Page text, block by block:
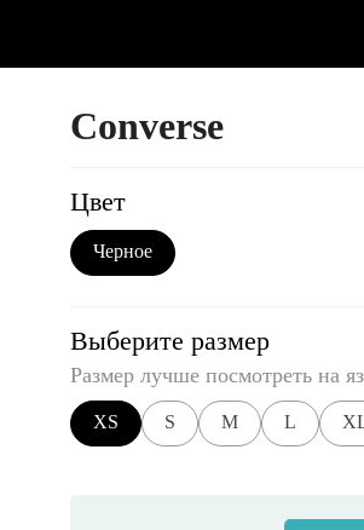
Converse
Цвет
Черное
Выберите размер
Размер лучше посмотреть на
XS S M L